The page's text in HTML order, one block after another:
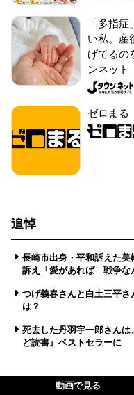
「多指
い私。産
げてるの
ンネット
ゼロまる
追悼
長崎市出身・平和訴えた
訴え「愛があれば 戦争な
つげ義春さんと白土三平
は？
死去した丹羽宇一郎さん
ど読書』ベストセラーに
動画で見る